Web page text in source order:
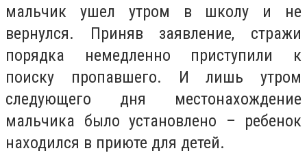
мальчик ушел утром в школу и не
вернулся. Приняв заявление, стражи
порядка немедленно приступили к
поиску пропавшего. И лишь утром
следующего дня местонахождение
мальчика было установлено – ребенок
находился в приюте для детей.